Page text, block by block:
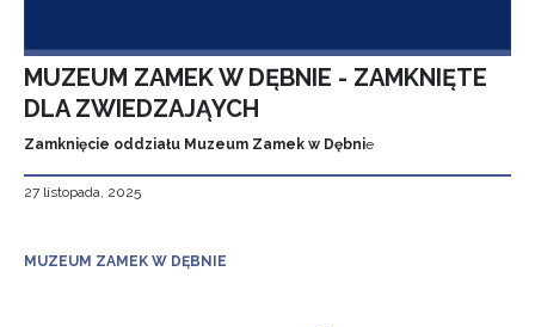
MUZEUM ZAMEK W DĘBNIE - ZAMKNIĘTE
DLA ZWIEDZAJĄYCH
Zamknięcie oddziału Muzeum Zamek w Dębnie
27 listopada, 2025
MUZEUM ZAMEK W DĘBNIE